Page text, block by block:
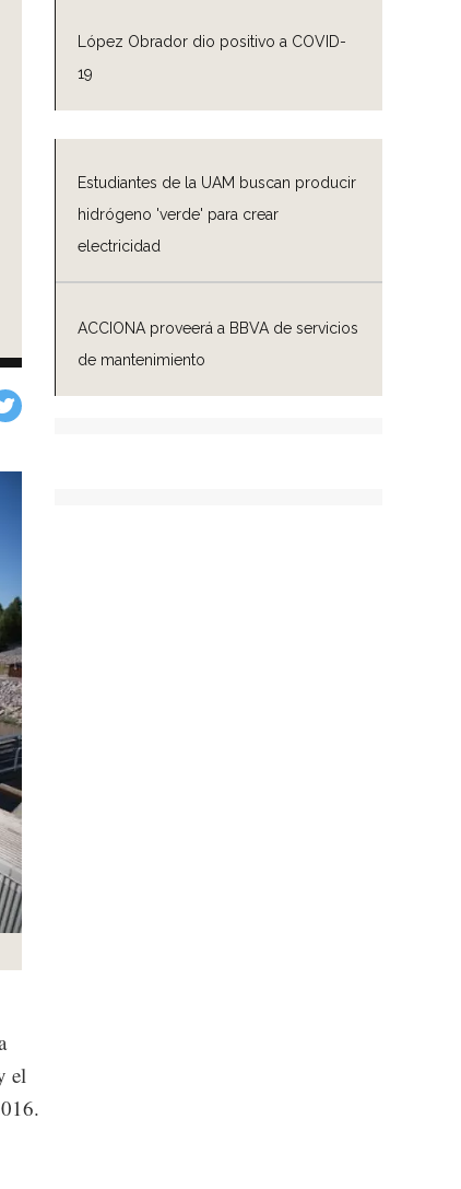
López Obrador dio positivo a COVID-
19
Estudiantes de la UAM buscan producir
hidrógeno 'verde' para crear
electricidad
ACCIONA proveerá a BBVA de servicios
de mantenimiento
el